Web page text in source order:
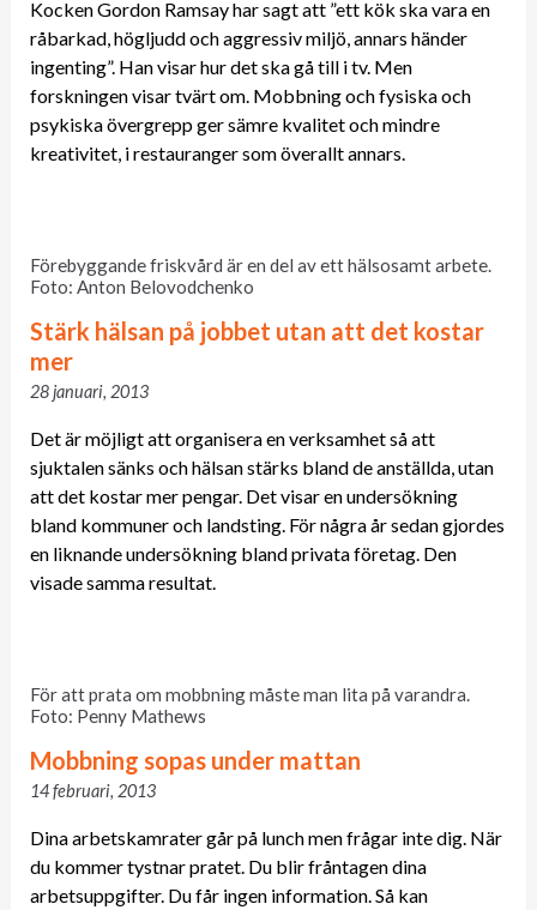
Kocken Gordon Ramsay har sagt att ”ett kök ska vara en
råbarkad, högljudd och aggressiv miljö, annars händer
ingenting”. Han visar hur det ska gå till i tv. Men
forskningen visar tvärt om. Mobbning och fysiska och
psykiska övergrepp ger sämre kvalitet och mindre
kreativitet, i restauranger som överallt annars.
Förebyggande friskvård är en del av ett hälsosamt arbete.
Foto: Anton Belovodchenko
Stärk hälsan på jobbet utan att det kostar
mer
28 januari, 2013
Det är möjligt att organisera en verksamhet så att
sjuktalen sänks och hälsan stärks bland de anställda, utan
att det kostar mer pengar. Det visar en undersökning
bland kommuner och landsting. För några år sedan gjordes
en liknande undersökning bland privata företag. Den
visade samma resultat.
För att prata om mobbning måste man lita på varandra.
Foto: Penny Mathews
Mobbning sopas under mattan
14 februari, 2013
Dina arbetskamrater går på lunch men frågar inte dig. När
du kommer tystnar pratet. Du blir fråntagen dina
arbetsuppgifter. Du får ingen information. Så kan